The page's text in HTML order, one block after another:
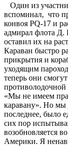
Один из
вспоминал, что
конвоя РQ-17 и
адмирал флота Д.
оставил их на
Караван быстро
прикрытия и
уходящим
теперь они
«Мы не имеем
каравану». Но
последнее, было
сих пор
возобновляется
Америки. Я